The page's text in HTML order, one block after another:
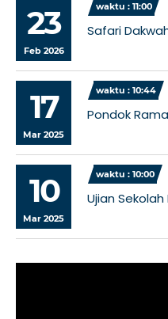
23
Feb 2026
waktu : 11:00
Safari
17
Mar 2025
waktu : 10:44
Pondok
10
Mar 2025
waktu : 10:00
Ujian Sekolah